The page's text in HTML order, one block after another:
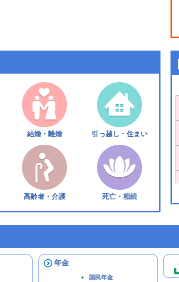
結婚・離婚 引っ越し・住まい
高齢者・介護 死亡・相続
年金
国民年金